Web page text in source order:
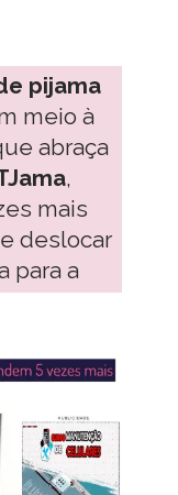
pijama
meio à
abraça
,
mais
deslocar
para a